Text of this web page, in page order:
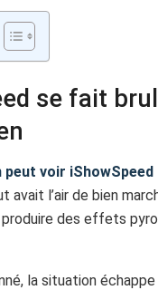
se fait
peut voir
avait l’air de bien
des effets
la situation